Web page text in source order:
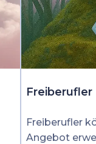
Freiberufler
Freiberufler
Angebot